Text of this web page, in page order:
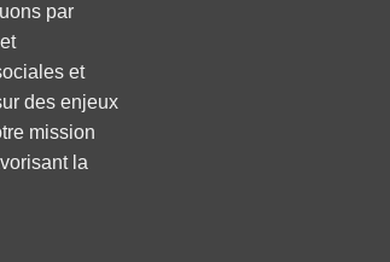
par
et
et
des enjeux
mission
la